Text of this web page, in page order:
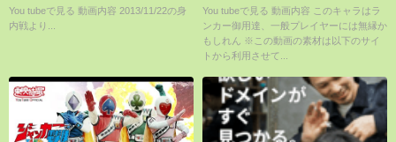
You tubeで見る 動画内容 2013/11/22の身
内戦より...
ラ】
You tubeで見る 動画内容 このキャラはラ
ンカー御用達、一般プレイヤーには無縁か
もしれん ※この動画の素材は以下のサイ
トから利用させて...